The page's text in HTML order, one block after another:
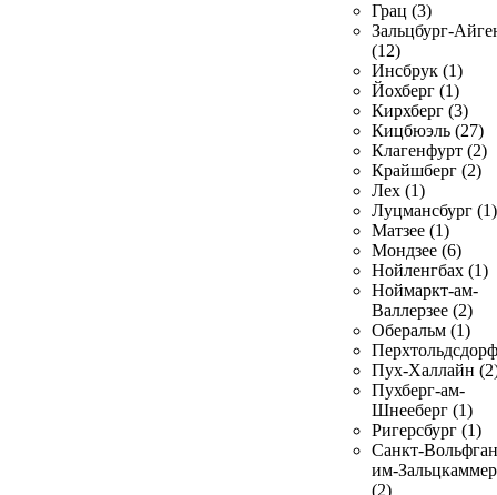
Грац (3)
Зальцбург-
(12)
Инсбрук (1)
Йохберг (1)
Кирхберг (3)
Кицбюэль (27)
Клагенфурт (2)
Крайшберг (2)
Лех (1)
Луцмансбург (1)
Матзее (1)
Мондзее (6)
Нойленгбах (1)
Ноймаркт-ам-
Валлерзее (2)
Оберальм (1)
Пух-Халлайн
Пухберг-ам-
Шнееберг (1)
Ригерсбург (1)
Санкт-
им-
(2)